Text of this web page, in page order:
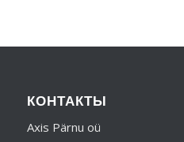
КОНТАКТЫ
Axis Pärnu oü